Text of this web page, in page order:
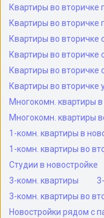
Квартиры во
Квартиры во
Квартиры во вторичке
Квартиры во вторичке
Квартиры во вторичке
Квартиры во вторичке
Многокомн. квартиры
Многокомн. квартиры
1-комн. квартиры в
1-комн. квартиры во
Студии в новостройке
3-комн. квартиры
3-комн. квартиры во
Новостройки рядом с